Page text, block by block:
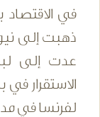
في الاقتصاد
ذهبت إلى
الاستقرار
لفرنسا في